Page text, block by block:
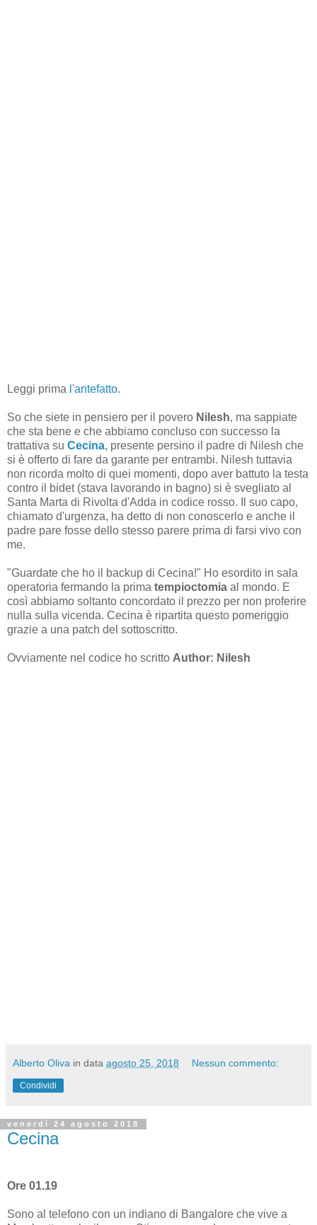
Leggi prima l'antefatto.
So che siete in pensiero per il povero Nilesh, ma sappiate
che sta bene e che abbiamo concluso con successo la
trattativa su Cecina, presente persino il padre di Nilesh che
si è offerto di fare da garante per entrambi. Nilesh tuttavia
non ricorda molto di quei momenti, dopo aver battuto la testa
contro il bidet (stava lavorando in bagno) si è svegliato al
Santa Marta di Rivolta d'Adda in codice rosso. Il suo capo,
chiamato d'urgenza, ha detto di non conoscerlo e anche il
padre pare fosse dello stesso parere prima di farsi vivo con
me.
"Guardate che ho il backup di Cecina!" Ho esordito in sala
operatoria fermando la prima tempioctomia al mondo. E
così abbiamo soltanto concordato il prezzo per non proferire
nulla sulla vicenda. Cecina è ripartita questo pomeriggio
grazie a una patch del sottoscritto.
Ovviamente nel codice ho scritto Author: Nilesh
Alberto Oliva in data agosto 25, 2018 Nessun commento:
Condividi
venerdì 24 agosto 2018
Cecina
Ore 01.19
Sono al telefono con un indiano di Bangalore che vive a